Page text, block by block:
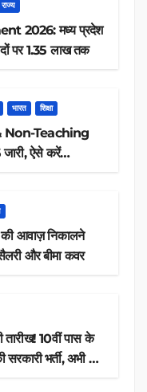
राज्य
2026: मध्य प्रदेश
पर 1.35 लाख तक
भारत शिक्षा
Non-Teaching
ऐसे करें
की आवाज़ निकालने
सैलरी और बीमा कवर
10वीं पास के
भर्ती, अभी करें